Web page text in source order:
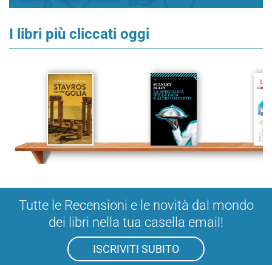
I libri più cliccati oggi
Tutte le Recensioni e le novità dal mondo
dei libri nella tua casella email!
ISCRIVITI SUBITO